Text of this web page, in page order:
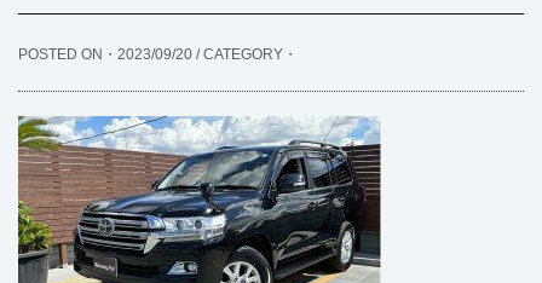
POSTED ON・2023/09/20 / CATEGORY・